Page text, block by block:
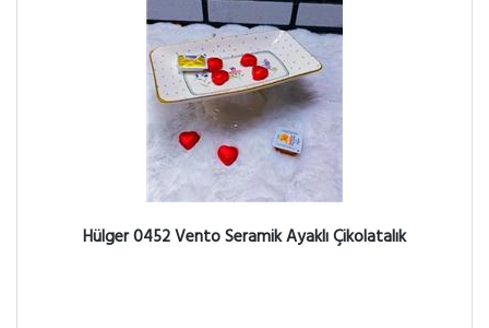
Hülger 0452 Vento Seramik Ayaklı Çikolatalık